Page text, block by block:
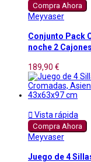
Compra Ahora
Meyvaser
Conjunto Pack
noche 2
189,90 €
 Vista rápida
Compra Ahora
Meyvaser
Juego de 4